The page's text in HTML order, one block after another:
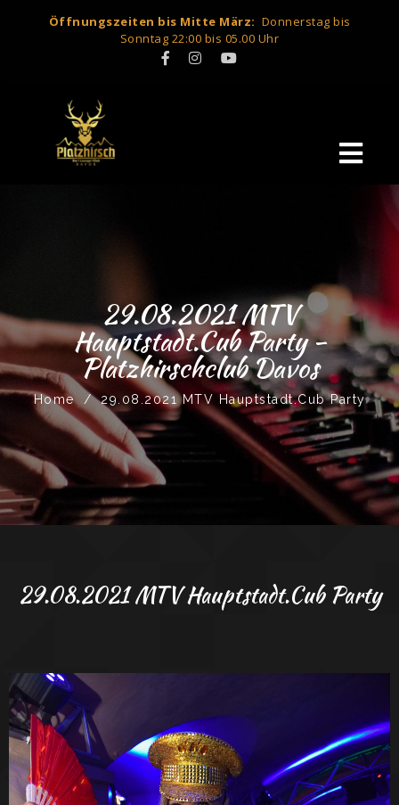
Öffnungszeiten bis Mitte März: Donnerstag bis
Sonntag 22:00 bis 05.00 Uhr
29.08.2021 MTV
Hauptstadt.Cub Party -
Platzhirschclub Davos
Home / 29.08.2021 MTV Hauptstadt.Cub Party
29.08.2021 MTV Hauptstadt.cub Party